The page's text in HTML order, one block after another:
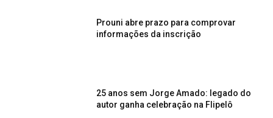
Prouni abre prazo para comprovar
informações da inscrição
25 anos sem Jorge Amado: legado do
autor ganha celebração na Flipelô